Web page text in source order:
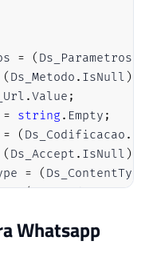
= ( Ds_Parametros
( Ds_Metodo . IsNull )
.Value ;
= string. Empty ;
= ( Ds_Codificacao .
( Ds_Accept . IsNull )
= (
= (Ds_Headers.
(Whatsapp